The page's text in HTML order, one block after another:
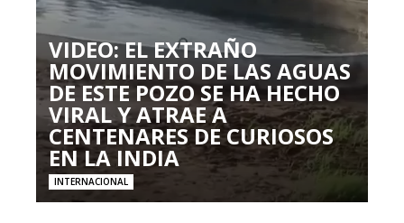
VIDEO: EL EXTRAÑO
MOVIMIENTO DE LAS AGUAS
DE ESTE POZO SE HA HECHO
VIRAL Y ATRAE A
CENTENARES DE CURIOSOS
EN LA INDIA
INTERNACIONAL